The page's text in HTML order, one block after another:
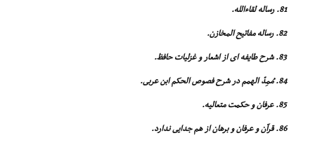
81. رساله لقاءالله.
82. رساله مفاتیح المخازن.
83. شرح طایفه اى از اشعار و غزلیات حافظ.
84. مُمِدّ الهمم در شرح فصوص الحکم ابن عربى.
85. عرفان و حکمت متعالیه.
86. قرآن و عرفان و برهان از هم جدایى ندارد.